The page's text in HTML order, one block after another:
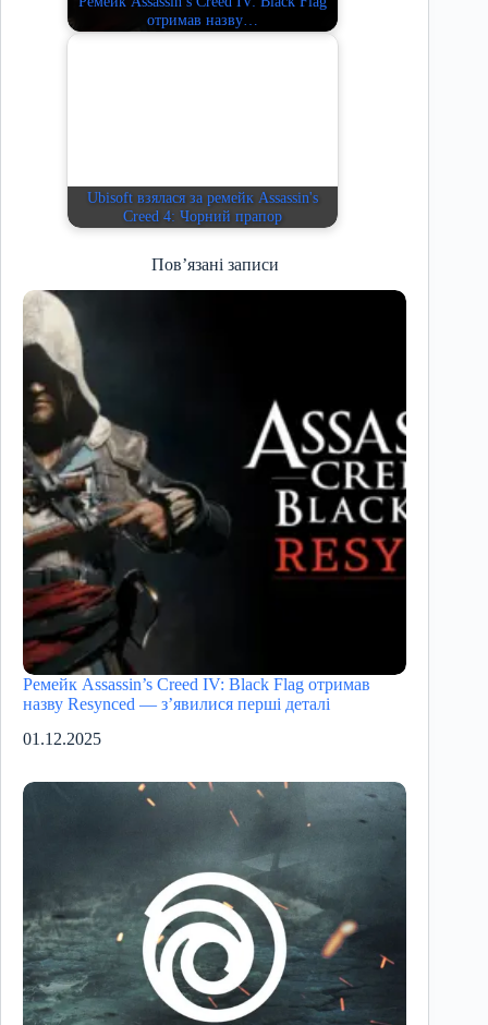
отримав назву…
Ubisoft взялася за ремейк Assassin's
Creed 4: Чорний прапор
Пов’язані записи
Ремейк Assassin’s Creed IV: Black Flag отримав
назву Resynced — з’явилися перші деталі
01.12.2025